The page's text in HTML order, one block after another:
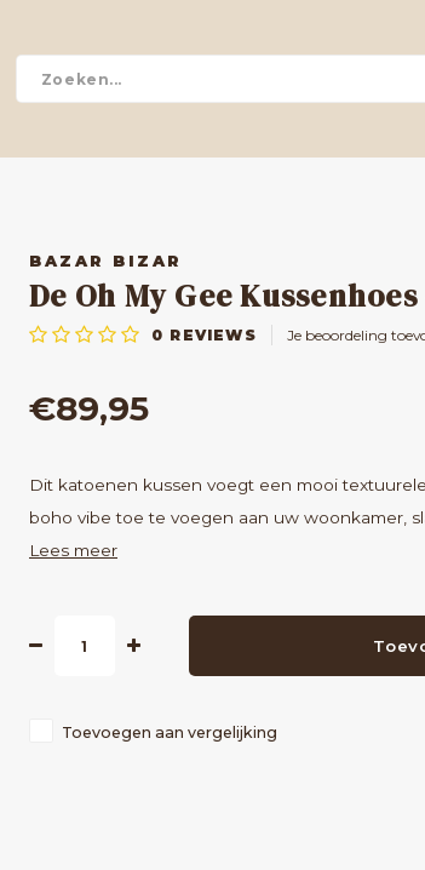
BAZAR BIZAR
De Oh My Gee
0 REVIEWS Je beoordeling
€89,95
Dit katoenen kussen voegt een mooi
boho vibe toe te voegen aan uw woonkamer,
Lees meer
Toevoegen aan vergelijking